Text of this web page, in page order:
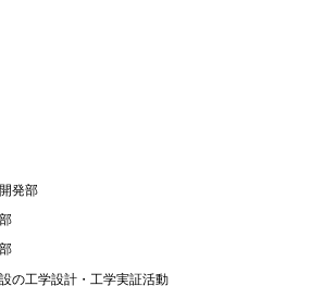
発部
の工学設計・工学実証活動